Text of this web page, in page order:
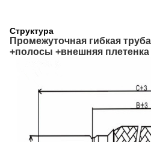
Структура
Промежуточная гибкая
+полосы +внешняя плетенка